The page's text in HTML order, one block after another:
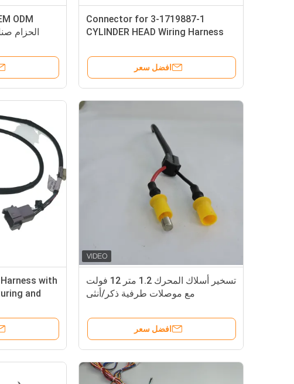
الحزام
3-1719887-1 Connector for
CYLINDER HEAD Wiring Harness
Automotive Cable Assembly
افضل سعر
with
and
تسخير أسلاك المحرك 1.2 متر 12 فولت
مع موصلات طرفية ذكر/أنثى
افضل سعر